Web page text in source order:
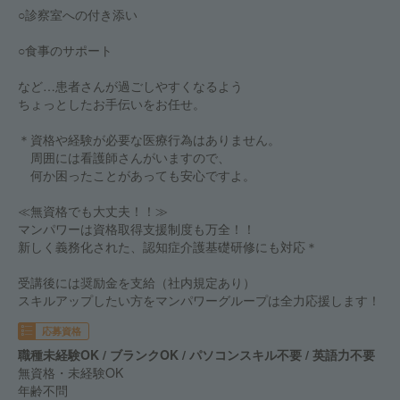
○診察室への付き添い
○食事のサポート
など…患者さんが過ごしやすくなるよう
ちょっとしたお手伝いをお任せ。
＊資格や経験が必要な医療行為はありません。
周囲には看護師さんがいますので、
何か困ったことがあっても安心ですよ。
≪無資格でも大丈夫！！≫
マンパワーは資格取得支援制度も万全！！
新しく義務化された、認知症介護基礎研修にも対応＊
受講後には奨励金を支給（社内規定あり）
スキルアップしたい方をマンパワーグループは全力応援します！
応募資格
職種未経験OK / ブランクOK / パソコンスキル不要 / 英語力不要
無資格・未経験OK
年齢不問